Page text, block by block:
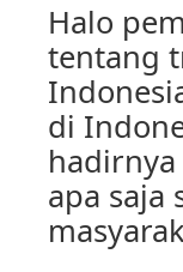
Halo
tentang
di
apa saja